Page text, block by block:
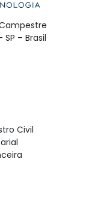
SP – Brasil
Civil